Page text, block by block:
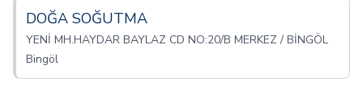
DOĞA SOĞUTMA
YENİ MH.HAYDAR BAYLAZ CD NO:20/B MERKEZ / BİNGÖL
Bingöl